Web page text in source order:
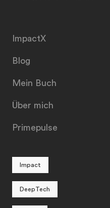
ImpactX
Blog
Mein Buch
Über mich
Primepulse
Impact
DeepTech